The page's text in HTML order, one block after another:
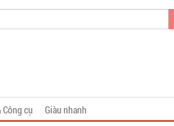
Công cụ
Giàu nhanh